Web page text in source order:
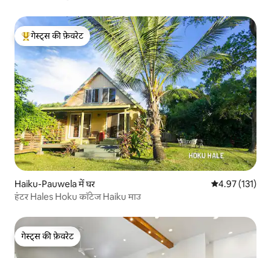
गेस्ट्स का टॉप फ़ेवरेट
गेस्ट्स की फ़ेवरेट
Haiku-Pauwela में घर औसत रेटिंग 5 में से
4.97 (131)
हंटर Hales Hoku कॉटेज Haiku माउ
गेस्ट्स की फ़ेवरेट
गेस्ट्स की फ़ेवरेट